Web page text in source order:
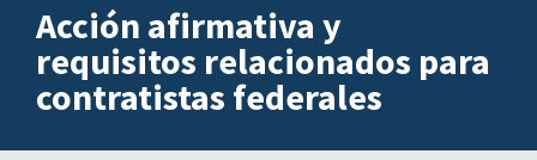
Acción afirmativa y
requisitos relacionados para
contratistas federales